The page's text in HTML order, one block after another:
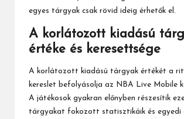
egyes tárgyak csak rövid ideig érhetők el.
A korlátozott kiadású
értéke és keresettsége
A korlátozott kiadású tárgyak értékét a
kereslet befolyásolja az NBA Live Mobile
A játékosok gyakran előnyben részesítik
tárgyakat fokozott statisztikáik és egyedi